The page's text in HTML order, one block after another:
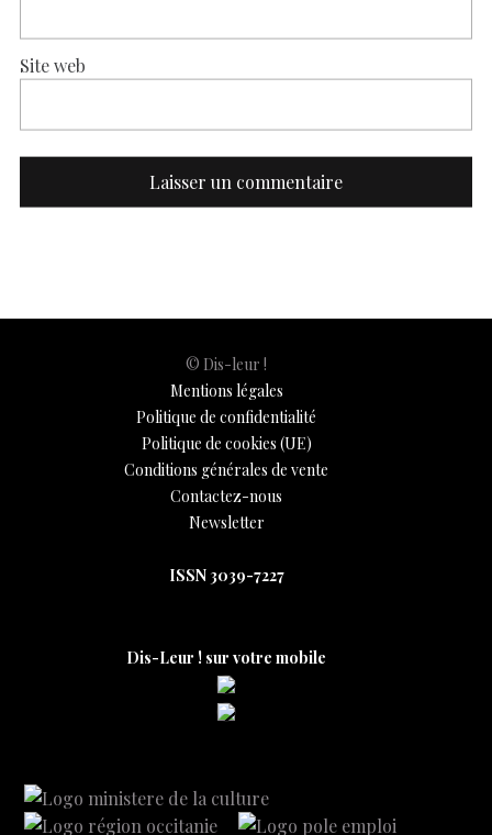
Site web
© Dis-leur !
Mentions légales
Politique de confidentialité
Politique de cookies (UE)
Conditions générales de vente
Contactez-nous
Newsletter
ISSN 3039-7227
Dis-Leur ! sur votre mobile